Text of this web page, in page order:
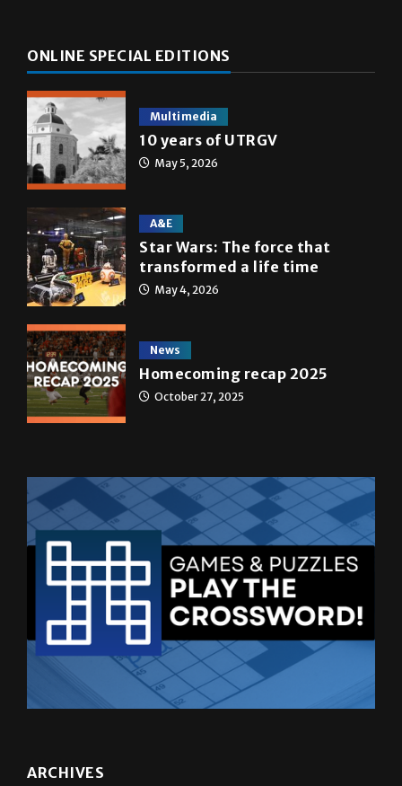
ONLINE SPECIAL EDITIONS
Multimedia
10 years of UTRGV
May 5, 2026
A&E
Star Wars: The force that
transformed a life time
May 4, 2026
News
Homecoming recap 2025
October 27, 2025
ARCHIVES